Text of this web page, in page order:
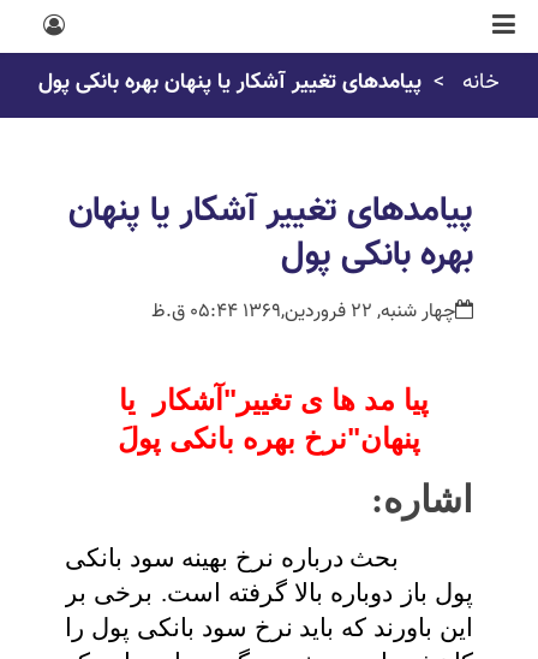
خانه پیامدهای تغییر آشکار یا پنهان بهره بانکی پول
پیامدهای تغییر آشکار یا پنهان
بهره بانکی پول
چهار شنبه, 22 فروردین,1369 05:44 ق.ظ
پیا مد ها ی تغییر"آشکار
یا
پنهان‏"نرخ بهره بانکی پولَ
اشاره:
بحث درباره نرخ بهینه سود بانکی
پول باز دوباره بالا گرفته است. برخی بر
این باورند که باید نرخ سود بانکی پول را